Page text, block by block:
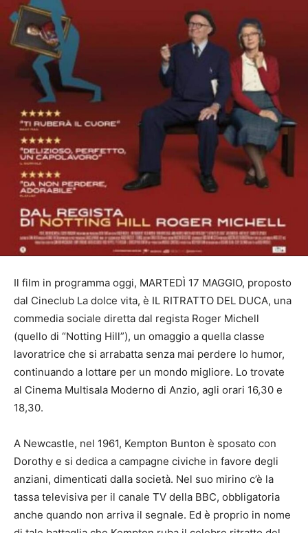
Il film in programma oggi, MARTEDÌ 17 MAGGIO, proposto
dal Cineclub La dolce vita, è IL RITRATTO DEL DUCA, una
commedia sociale diretta dal regista Roger Michell
(quello di “Notting Hill”), un omaggio a quella classe
lavoratrice che si arrabatta senza mai perdere lo humor,
continuando a lottare per un mondo migliore. Lo trovate
al Cinema Multisala Moderno di Anzio, agli orari 16,30 e
18,30.
A Newcastle, nel 1961, Kempton Bunton è sposato con
Dorothy e si dedica a campagne civiche in favore degli
anziani, dimenticati dalla società. Nel suo mirino c’è la
tassa televisiva per il canale TV della BBC, obbligatoria
anche quando non arriva il segnale. Ed è proprio in nome